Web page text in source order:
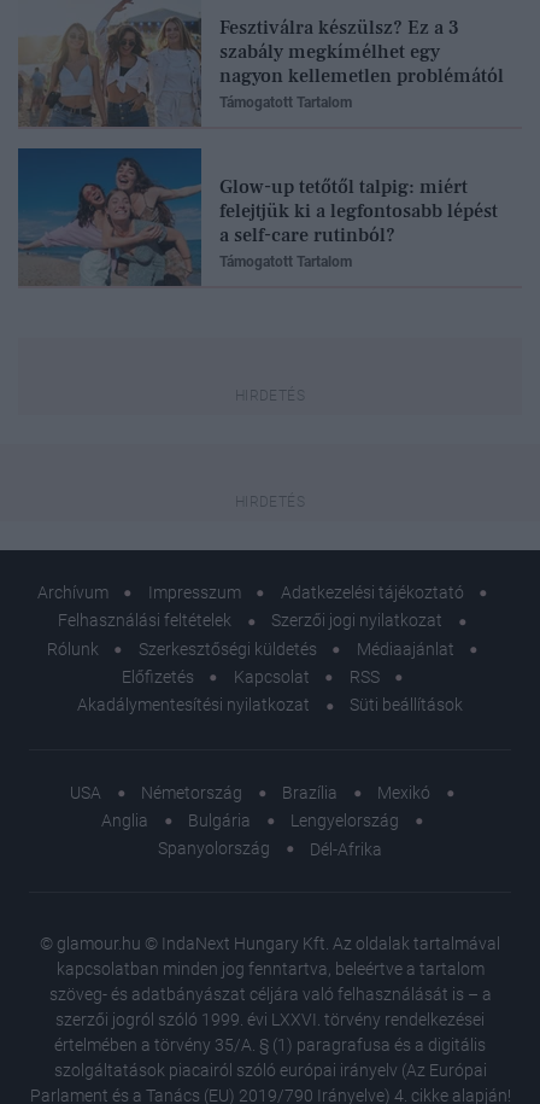
Fesztiválra készülsz? Ez a 3
szabály megkímélhet egy
nagyon kellemetlen problémától
Támogatott Tartalom
Glow-up tetőtől talpig: miért
felejtjük ki a legfontosabb lépést
a self-care rutinból?
Támogatott Tartalom
Archívum Impresszum
Adatkezelési tájékoztató
Felhasználási feltételek
Szerzői jogi nyilatkozat
Rólunk
Szerkesztőségi küldetés
Médiaajánlat
Előfizetés
Kapcsolat
RSS
Akadálymentesítési nyilatkozat
Süti beállítások
USA Németország Brazília
Mexikó
Anglia
Bulgária
Lengyelország
Spanyolország
Dél-Afrika
© glamour.hu © IndaNext Hungary Kft. Az oldalak tartalmával
kapcsolatban minden jog fenntartva, beleértve a tartalom
szöveg- és adatbányászat céljára való felhasználását is – a
szerzői jogról szóló 1999. évi LXXVI. törvény rendelkezései
értelmében a törvény 35/A. § (1) paragrafusa és a digitális
szolgáltatások piacairól szóló európai irányelv (Az Európai
Parlament és a Tanács (EU) 2019/790 Irányelve) 4. cikke alapján!